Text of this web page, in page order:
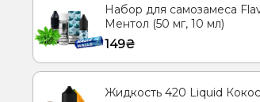
Набор для самозамеса
Ментол (50 мг, 10 мл)
149₴
Жидкость 420 Liquid